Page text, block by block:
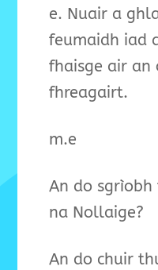
e. Nuair a
feumaidh iad
fhaisge air an
fhreagairt.
m.e
An do
na Nollaige?
An do chuir